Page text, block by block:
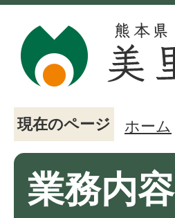
現在のページ ホーム
業務内容